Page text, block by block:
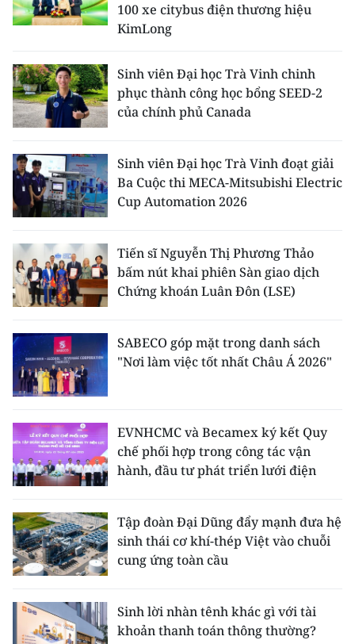
100 xe citybus điện thương hiệu
KimLong
Sinh viên Đại học Trà Vinh chinh
phục thành công học bổng SEED-2
của chính phủ Canada
Sinh viên Đại học Trà Vinh đoạt giải
Ba Cuộc thi MECA-Mitsubishi Electric
Cup Automation 2026
Tiến sĩ Nguyễn Thị Phương Thảo
bấm nút khai phiên Sàn giao dịch
Chứng khoán Luân Đôn (LSE)
SABECO góp mặt trong danh sách
"Nơi làm việc tốt nhất Châu Á 2026"
EVNHCMC và Becamex ký kết Quy
chế phối hợp trong công tác vận
hành, đầu tư phát triển lưới điện
Tập đoàn Đại Dũng đẩy mạnh đưa hệ
sinh thái cơ khí-thép Việt vào chuỗi
cung ứng toàn cầu
Sinh lời nhàn tênh khác gì với tài
khoản thanh toán thông thường?